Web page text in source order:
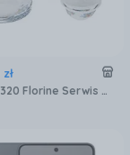
zł
Arcopal 33320 Florine Serwis Zestaw Obiadowy 26EL